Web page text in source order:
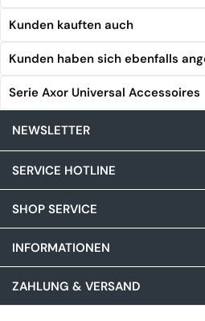
Kunden kauften auch
Kunden haben sich ebenfalls
Serie Axor Universal Accessoires
NEWSLETTER
SERVICE HOTLINE
SHOP SERVICE
INFORMATIONEN
ZAHLUNG & VERSAND